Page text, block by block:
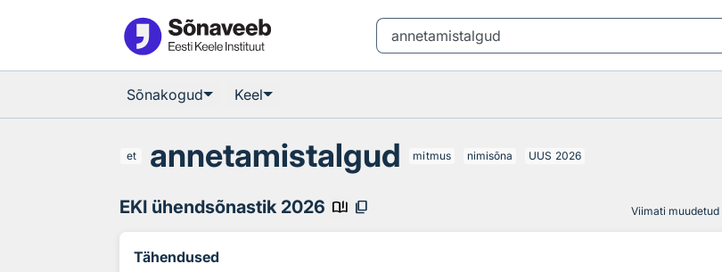
Sõnakogud Keel
et annetamistalgud mitmus nimisõna UUS 2026
EKI ühendsõnastik 2026 book_ribbon content_copy Viimati muudetud
Tähendused